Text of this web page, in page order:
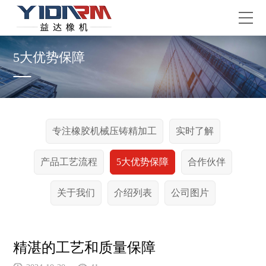
5大优势保障
专注橡胶机械压铸精加工 实时了解
产品工艺流程 5大优势保障 合作伙伴
关于我们 介绍列表 公司图片
精湛的工艺和质量保障